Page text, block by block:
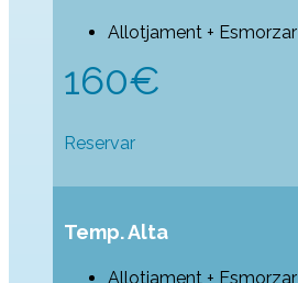
Allotjament + Esmorzar
160€
Reservar
Temp. Alta
Allotjament + Esmorzar